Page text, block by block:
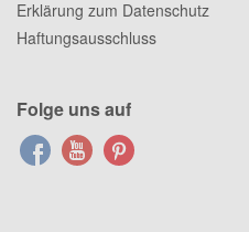
Erklärung zum Datenschutz
Haftungsausschluss
Folge uns auf